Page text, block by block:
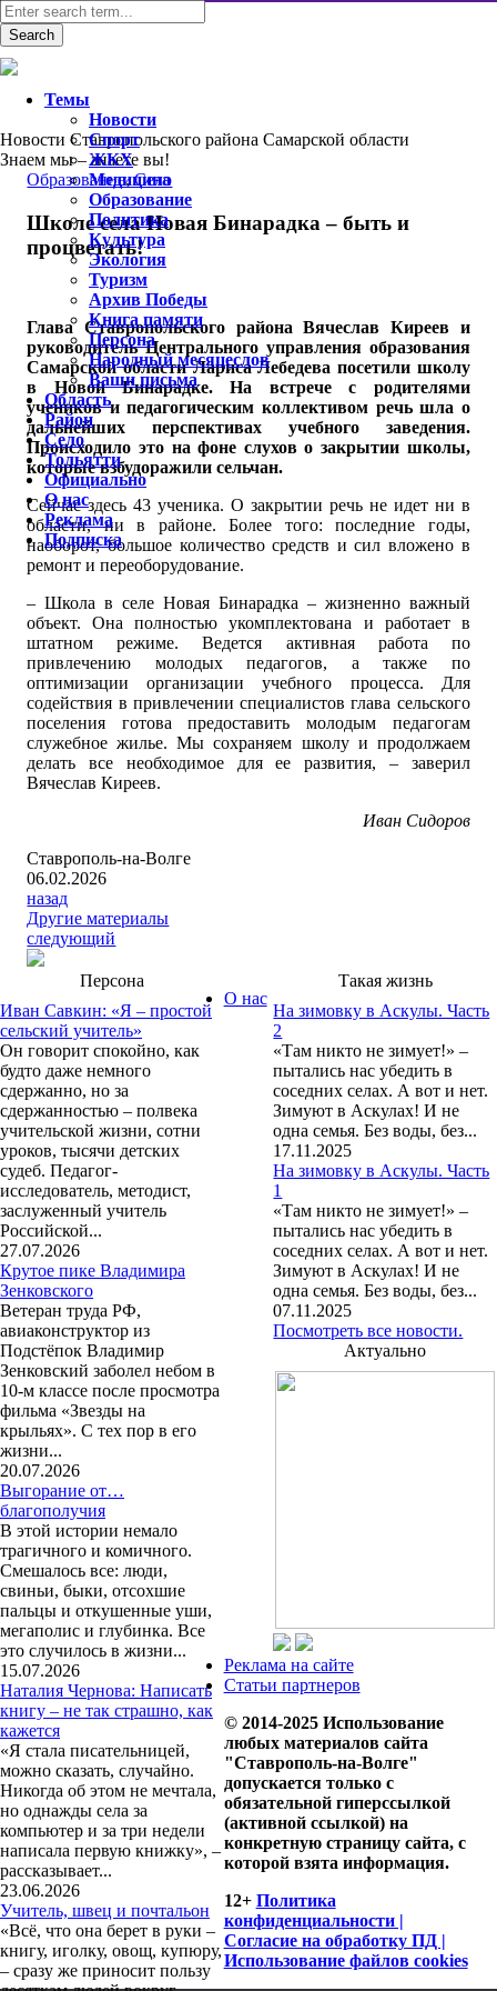
Новости Ставропольского района Самарской области
Знаем мы – знаете вы!
Образование,Село
Школе села Новая Бинарадка – быть и
процветать!
Глава Ставропольского района Вячеслав Киреев и
руководитель Центрального управления образования
Самарской области Лариса Лебедева посетили школу
в Новой Бинарадке. На встрече с родителями
учеников и педагогическим коллективом речь шла о
дальнейших перспективах учебного заведения.
Происходило это на фоне слухов о закрытии школы,
которые взбудоражили сельчан.
Сейчас здесь 43 ученика. О закрытии речь не идет ни в
области, ни в районе. Более того: последние годы,
наоборот, большое количество средств и сил вложено в
ремонт и переоборудование.
– Школа в селе Новая Бинарадка – жизненно важный
объект. Она полностью укомплектована и работает в
штатном режиме. Ведется активная работа по
привлечению молодых педагогов, а также по
оптимизации организации учебного процесса. Для
содействия в привлечении специалистов глава сельского
поселения готова предоставить молодым педагогам
служебное жилье. Мы сохраняем школу и продолжаем
делать все необходимое для ее развития, – заверил
Вячеслав Киреев.
Иван Сидоров
Ставрополь-на-Волге
06.02.2026
назад
Другие материалы
следующий
Персона
Иван Савкин: «Я – простой
сельский учитель»
Он говорит спокойно, как
будто даже немного
сдержанно, но за
сдержанностью – полвека
учительской жизни, сотни
уроков, тысячи детских
судеб. Педагог-
исследователь, методист,
заслуженный учитель
Российской...
27.07.2026
Крутое пике Владимира
Зенковского
Ветеран труда РФ,
авиаконструктор из
Подстёпок Владимир
Зенковский заболел небом в
10-м классе после просмотра
фильма «Звезды на
крыльях». С тех пор в его
жизни...
20.07.2026
Выгорание от…
благополучия
В этой истории немало
трагичного и комичного.
Смешалось все: люди,
свиньи, быки, отсохшие
пальцы и откушенные уши,
мегаполис и глубинка. Все
это случилось в жизни...
15.07.2026
Наталия Чернова: Написать
книгу – не так страшно, как
кажется
«Я стала писательницей,
можно сказать, случайно.
Никогда об этом не мечтала,
но однажды села за
компьютер и за три недели
написала первую книжку», –
рассказывает...
23.06.2026
Учитель, швец и почтальон
«Всё, что она берет в руки –
книгу, иголку, овощ, купюру,
– сразу же приносит пользу
Такая жизнь
На зимовку в Аскулы. Часть
2
«Там никто не зимует!» –
пытались нас убедить в
соседних селах. А вот и нет.
Зимуют в Аскулах! И не
одна семья. Без воды, без...
17.11.2025
На зимовку в Аскулы. Часть
1
«Там никто не зимует!» –
пытались нас убедить в
соседних селах. А вот и нет.
Зимуют в Аскулах! И не
одна семья. Без воды, без...
07.11.2025
Посмотреть все новости.
Актуально
О нас
Реклама на сайте
Статьи партнеров
© 2014-2025 Использование
любых материалов сайта
"Ставрополь-на-Волге"
допускается только с
обязательной гиперссылкой
(активной ссылкой) на
конкретную страницу сайта, с
которой взята информация.
12+ Политика
конфиденциальности |
Согласие на обработку ПД |
Использование файлов cookies
Темы
Новости
Спорт
ЖКХ
Медицина
Образование
Политика
Культура
Экология
Туризм
Архив Победы
Книга памяти
Персона
Народный месяцеслов
Ваши письма
Область
Район
Село
Тольятти
Официально
О нас
Реклама
Подписка